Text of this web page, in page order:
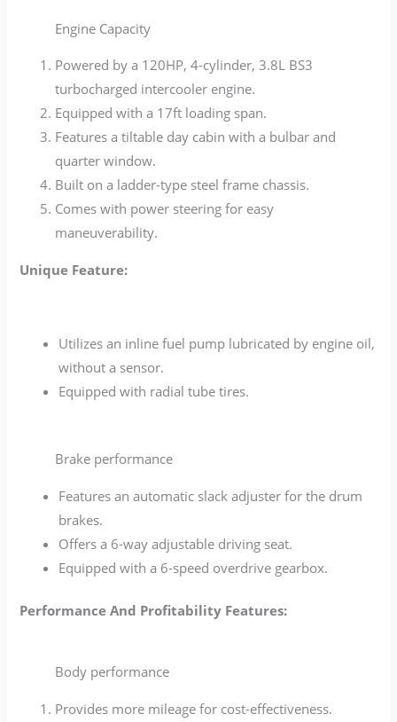
Engine Capacity
Powered by a 120HP, 4-cylinder, 3.8L BS3
turbocharged intercooler engine.
Equipped with a 17ft loading span.
Features a tiltable day cabin with a bulbar and
quarter window.
Built on a ladder-type steel frame chassis.
Comes with power steering for easy
maneuverability.
Unique Feature:
Utilizes an inline fuel pump lubricated by engine oil,
without a sensor.
Equipped with radial tube tires.
Brake performance
Features an automatic slack adjuster for the drum
brakes.
Offers a 6-way adjustable driving seat.
Equipped with a 6-speed overdrive gearbox.
Performance And Profitability Features:
Body performance
Provides more mileage for cost-effectiveness.